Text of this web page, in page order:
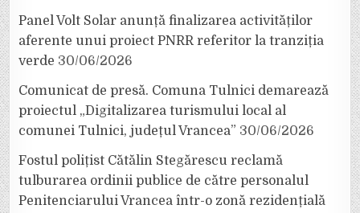
Panel Volt Solar anunță finalizarea activităților
aferente unui proiect PNRR referitor la tranziția
verde 30/06/2026
Comunicat de presă. Comuna Tulnici demarează
proiectul „Digitalizarea turismului local al
comunei Tulnici, județul Vrancea” 30/06/2026
Fostul polițist Cătălin Stegărescu reclamă
tulburarea ordinii publice de către personalul
Penitenciarului Vrancea într-o zonă rezidențială